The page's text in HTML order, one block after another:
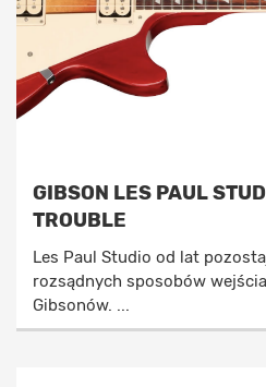
GIBSON LES PAUL
TROUBLE
Les Paul Studio od lat
rozsądnych sposobów
Gibsonów. ...